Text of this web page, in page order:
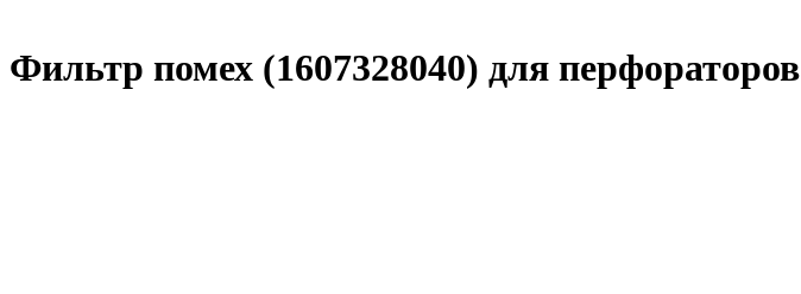
Фильтр помех (1607328040) для перфораторов